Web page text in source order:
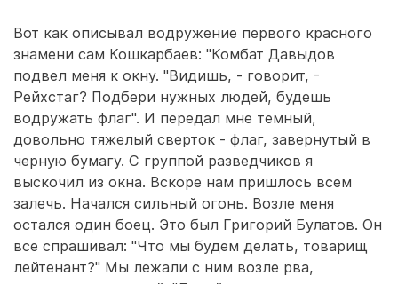
Вот как описывал водружение первого красного
знамени сам Кошкарбаев: "Комбат Давыдов
подвел меня к окну. "Видишь, - говорит, -
Рейхстаг? Подбери нужных людей, будешь
водружать флаг". И передал мне темный,
довольно тяжелый сверток - флаг, завернутый в
черную бумагу. С группой разведчиков я
выскочил из окна. Вскоре нам пришлось всем
залечь. Начался сильный огонь. Возле меня
остался один боец. Это был Григорий Булатов. Он
все спрашивал: "Что мы будем делать, товарищ
лейтенант?" Мы лежали с ним возле рва,